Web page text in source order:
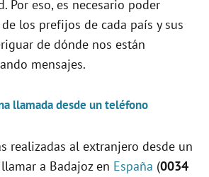
Por eso, es necesario poder
los prefijos de cada país y sus
de dónde nos están
mensajes.
llamada desde un teléfono
realizadas al extranjero desde un
a Badajoz en España (0034